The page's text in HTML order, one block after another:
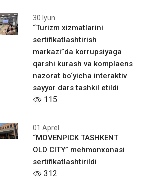
30 Iyun
“Turizm xizmatlarini
sertifikatlashtirish
markazi”da korrupsiyaga
qarshi kurash va komplaens
nazorat bo‘yicha interaktiv
sayyor dars tashkil etildi
115
01 Aprel
“MOVENPICK TASHKENT
OLD CITY” mehmonxonasi
sertifikatlashtirildi
312